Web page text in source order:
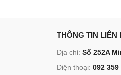
THÔNG TIN LIÊN
Địa chỉ: Số 252A
Điện thoại: 092 359